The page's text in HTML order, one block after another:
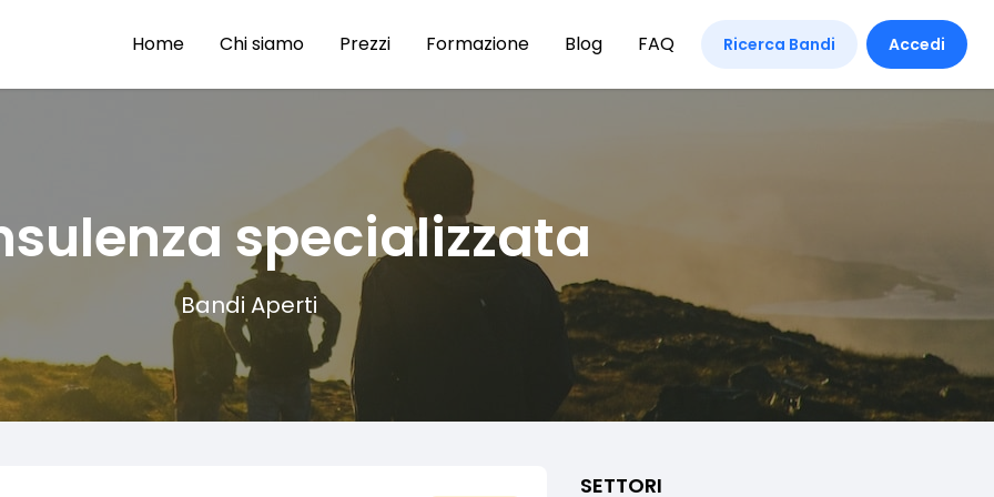
Home Chi siamo Prezzi Formazione Blog FAQ Ricerca Bandi Accedi
specializzata
Bandi Aperti
SETTORI